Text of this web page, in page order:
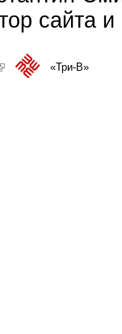
сайта
is external)«Три-В»